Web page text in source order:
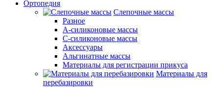
Ортопедия
Слепочные массы
Разное
А-силиконовые массы
С-силиконовые массы
Аксессуары
Альгинатные массы
Материалы для регистрации прикуса
Материалы для
перебазировки